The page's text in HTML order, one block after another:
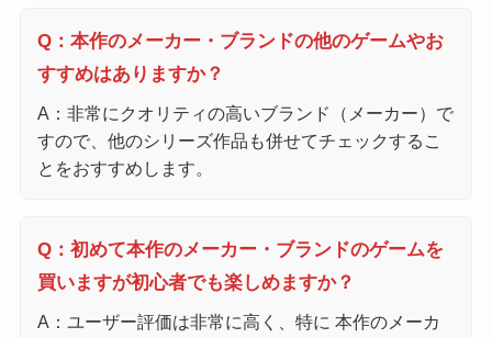
Q：本作のメーカー・ブランドの他のゲームやお
すすめはありますか？
A：非常にクオリティの高いブランド（メーカー）で
すので、他のシリーズ作品も併せてチェックするこ
とをおすすめします。
Q：初めて本作のメーカー・ブランドのゲームを
買いますが初心者でも楽しめますか？
A：ユーザー評価は非常に高く、特に 本作のメーカ